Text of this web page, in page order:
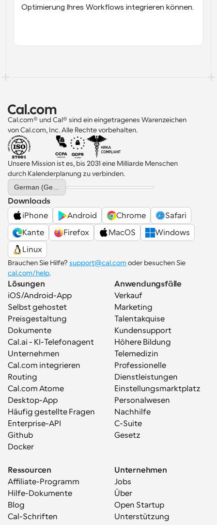
Optimierung Ihres Workflows integrieren können.
Cal.com® und Cal® sind ein eingetragenes Warenzeichen
von Cal.com, Inc. Alle Rechte vorbehalten.
Unsere Mission ist es, bis 2031 eine Milliarde Menschen
durch Kalenderplanung zu verbinden.
Select Language
Downloads
iPhone
Android Chrome
Safari
Kante
Firefox MacOS
Windows
Linux
Brauchen Sie Hilfe? support@cal.com
cal.com/help.
Lösungen
iOS/Android-App
Selbst gehostet
Preisgestaltung
Dokumente
Cal.ai - KI-Telefonagent
Unternehmen
Cal.com integrieren
Routing
Cal.com Atome
Desktop-App
Häufig gestellte Fragen
Enterprise-API
Github
Docker
Anwendungsfälle
Verkauf
Marketing
Talentakquise
Kundensupport
Höhere Bildung
Telemedizin
Professionelle
Dienstleistungen
Einstellungsmarktplatz
Personalwesen
Nachhilfe
C-Suite
Gesetz
Ressourcen
Affiliate-Programm
Hilfe-Dokumente
Blog
Cal-Schriften
Unternehmen
Jobs
Über
Open Startup
Unterstützung